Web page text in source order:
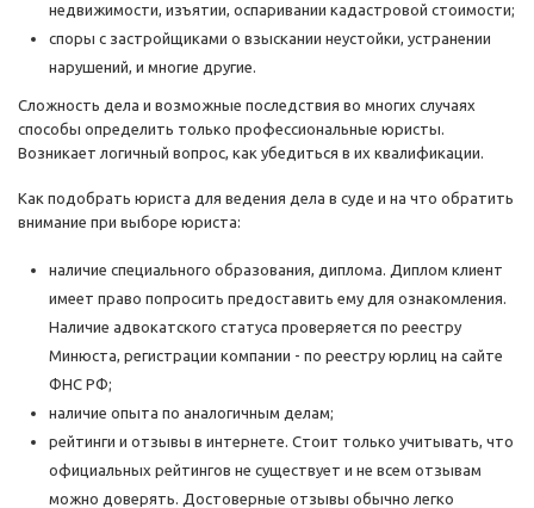
недвижимости, изъятии, оспаривании кадастровой стоимости;
споры с застройщиками о взыскании неустойки, устранении
нарушений, и многие другие.
Сложность дела и возможные последствия во многих случаях
способы определить только профессиональные юристы.
Возникает логичный вопрос, как убедиться в их квалификации.
Как подобрать юриста для ведения дела в суде и на что обратить
внимание при выборе юриста:
наличие специального образования, диплома. Диплом клиент
имеет право попросить предоставить ему для ознакомления.
Наличие адвокатского статуса проверяется по реестру
Минюста, регистрации компании - по реестру юрлиц на сайте
ФНС РФ;
наличие опыта по аналогичным делам;
рейтинги и отзывы в интернете. Стоит только учитывать, что
официальных рейтингов не существует и не всем отзывам
можно доверять. Достоверные отзывы обычно легко